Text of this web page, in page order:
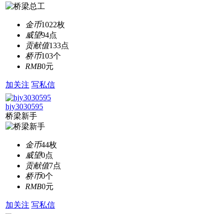
金币1022枚
威望94点
贡献值133点
桥币103个
RMB0元
加关注 写私信
hjy3030595
桥梁新手
金币44枚
威望0点
贡献值7点
桥币0个
RMB0元
加关注 写私信